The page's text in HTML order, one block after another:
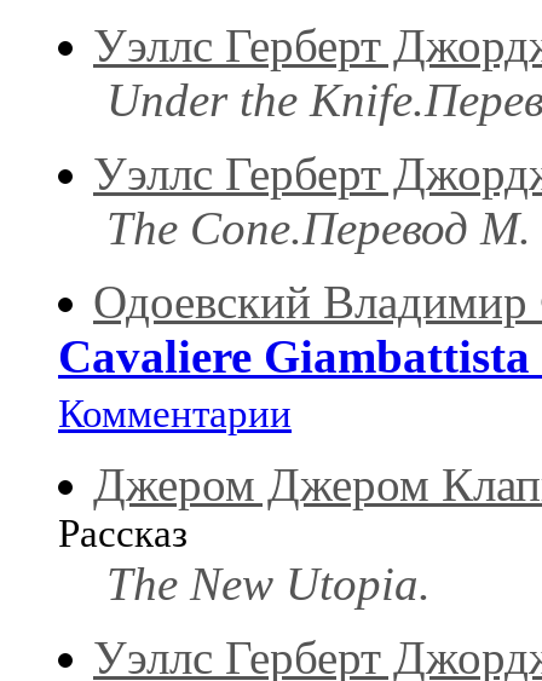
Уэллс Герберт
Under the
Уэллс Герберт
The Cone.Перевод
Одоевский
Cavaliere Giambattista
Комментарии
Джером Джером
Рассказ
The New Utopia.
Уэллс Герберт